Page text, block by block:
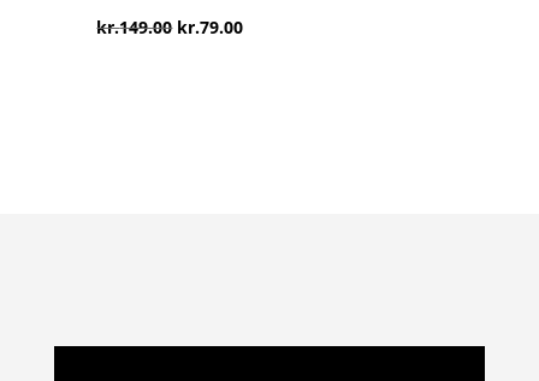
kr.149.00 Den
kr.79.00Den